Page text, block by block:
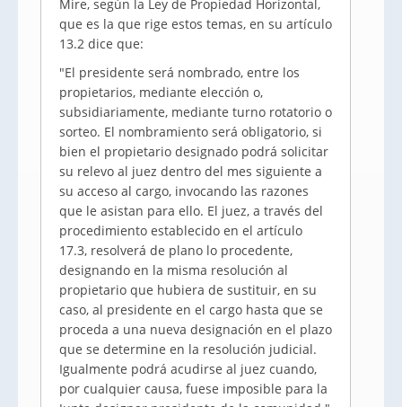
Mire, según la Ley de Propiedad Horizontal,
que es la que rige estos temas, en su artículo
13.2 dice que:
"El presidente será nombrado, entre los
propietarios, mediante elección o,
subsidiariamente, mediante turno rotatorio o
sorteo. El nombramiento será obligatorio, si
bien el propietario designado podrá solicitar
su relevo al juez dentro del mes siguiente a
su acceso al cargo, invocando las razones
que le asistan para ello. El juez, a través del
procedimiento establecido en el artículo
17.3, resolverá de plano lo procedente,
designando en la misma resolución al
propietario que hubiera de sustituir, en su
caso, al presidente en el cargo hasta que se
proceda a una nueva designación en el plazo
que se determine en la resolución judicial.
Igualmente podrá acudirse al juez cuando,
por cualquier causa, fuese imposible para la